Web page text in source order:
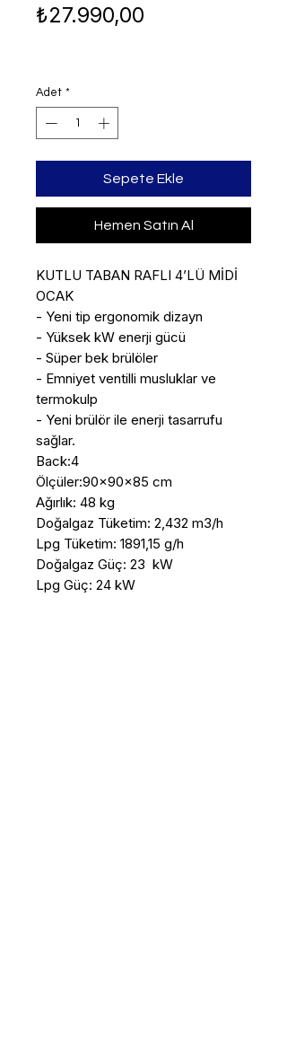
₺27.990,00
Adet *
Sepete Ekle
Hemen Satın Al
KUTLU TABAN RAFLI 4’LÜ MİDİ
OCAK
- Yeni tip ergonomik dizayn
- Yüksek kW enerji gücü
- Süper bek brülöler
- Emniyet ventilli musluklar ve
termokulp
- Yeni brülör ile enerji tasarrufu
sağlar.
Back:4
Ölçüler:90x90x85 cm
Ağırlık: 48 kg
Doğalgaz Tüketim: 2,432 m3/h
Lpg Tüketim: 1891,15 g/h
Doğalgaz Güç: 23  kW
Lpg Güç: 24 kW